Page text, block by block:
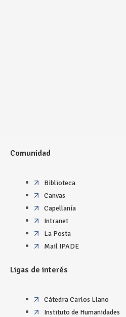
Comunidad
Biblioteca
Canvas
Capellanía
Intranet
La Posta
Mail IPADE
Ligas de interés
Cátedra Carlos Llano
Instituto de Humanidades